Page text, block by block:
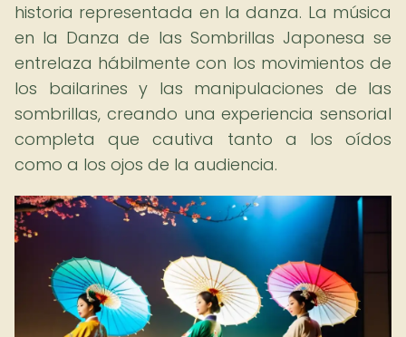
historia representada en la danza. La música
en la Danza de las Sombrillas Japonesa se
entrelaza hábilmente con los movimientos de
los bailarines y las manipulaciones de las
sombrillas, creando una experiencia sensorial
completa que cautiva tanto a los oídos
como a los ojos de la audiencia.